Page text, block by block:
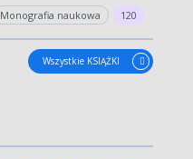
Monografia naukowa 120
Wszystkie KSIĄŻKI